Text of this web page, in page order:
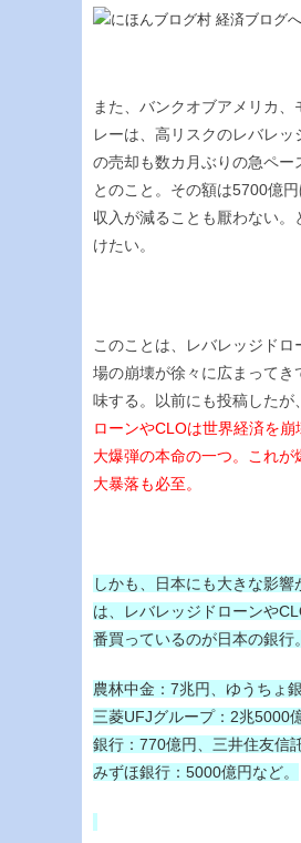
また、バンクオブアメリカ、
レーは、高リスクのレバレッ
の売却も数カ月ぶりの急ペー
とのこと。その額は5700億
収入が減ることも厭わない。
けたい。
このことは、レバレッジドロ
場の崩壊が徐々に広まってき
味する。以前にも投稿したが、
ローンやCLOは世界経済を崩
大爆弾の本命の一つ。これが
大暴落も必至。
しかも、日本にも大きな影響
は、レバレッジドローンや
番買っているのが日本の銀行。
農林中金：7兆円、ゆうちょ
三菱UFJグループ：2兆5000
銀行：770億円、三井住友信
みずほ銀行：5000億円など。